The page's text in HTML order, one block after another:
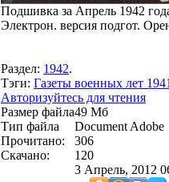
Подшивка за Апрель 1942
Электрон. версия подгот.
Раздел: 1942.
Тэги: Газеты военных лет
Авторизуйтесь для чтения
Размер файла49 Мб
Тип файла
Document Adobe
Прочитано:
306
Скачано:
120
3 Апрель, 2012